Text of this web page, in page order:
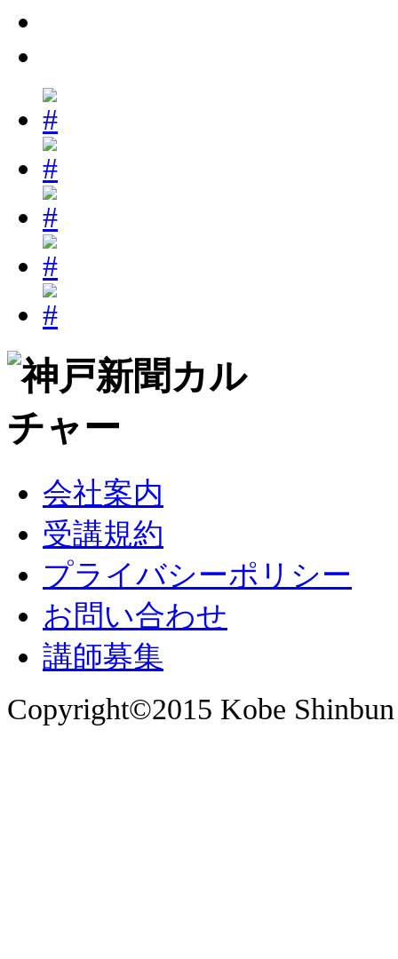
会社案内
受講規約
プライバシーポリシー
お問い合わせ
講師募集
Copyright©2015 Kobe